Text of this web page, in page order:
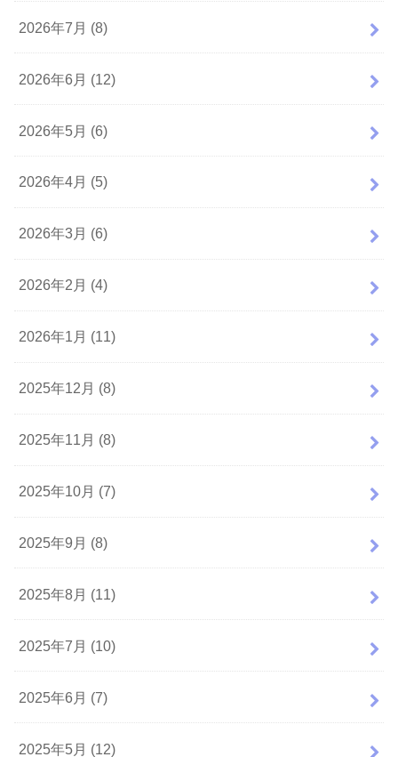
2026年7月 (8)
2026年6月 (12)
2026年5月 (6)
2026年4月 (5)
2026年3月 (6)
2026年2月 (4)
2026年1月 (11)
2025年12月 (8)
2025年11月 (8)
2025年10月 (7)
2025年9月 (8)
2025年8月 (11)
2025年7月 (10)
2025年6月 (7)
2025年5月 (12)